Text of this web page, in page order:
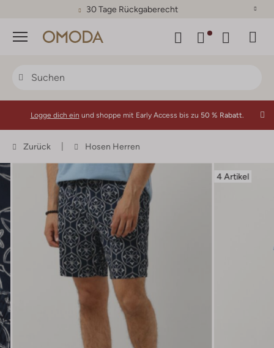
30 Tage Rückgaberecht
Menü
Logge dich ein und shoppe mit Early Access bis zu 50 % Rabatt.
Zurück Hosen Herren
4 Artikel